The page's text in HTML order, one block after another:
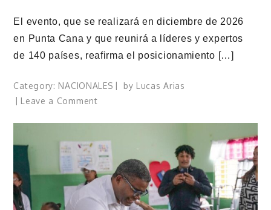
El evento, que se realizará en diciembre de 2026
en Punta Cana y que reunirá a líderes y expertos
de 140 países, reafirma el posicionamiento […]
Category: NACIONALES by Lucas Arias
Leave a Commenton
Dominicana
será
sede
de
la